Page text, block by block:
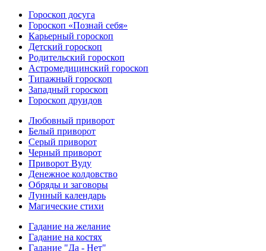
Гороскоп досуга
Гороскоп «Познай себя»
Карьерный гороскоп
Детский гороскоп
Родительский гороскоп
Астромедицинский гороскоп
Типажный гороскоп
Западный гороскоп
Гороскоп друидов
Любовный приворот
Белый приворот
Серый приворот
Черный приворот
Приворот Вуду
Денежное колдовство
Обряды и заговоры
Лунный календарь
Магические стихи
Гадание на желание
Гадание на костях
Гадание "Да - Нет"